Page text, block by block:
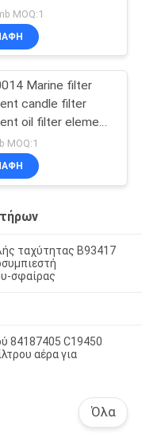
generator set
snail air filter
AH1100
MOQ:1
Marine filter
candle filter
oil filter element
filter element
quality filter
MOQ:1
ταχύτητας B93417
σφαίρας
84187405 C19450
αέρα για
Όλα